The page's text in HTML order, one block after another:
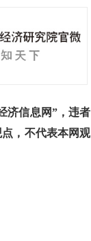
济信息网”，违者
，不代表本网观